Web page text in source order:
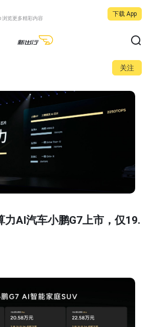
浏览更多精彩内容
下载 App
关注
力AI汽车小鹏G7上市，仅19.